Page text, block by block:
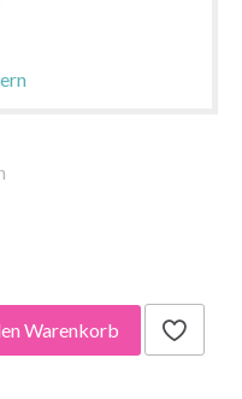
Warenkorb